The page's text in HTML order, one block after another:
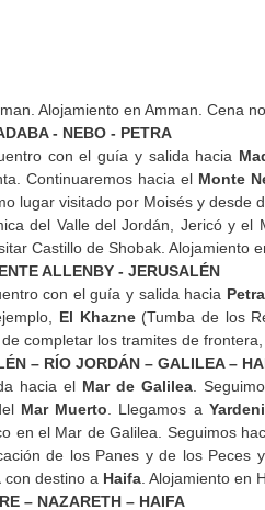
Alojamiento en Amman. Cena
- NEBO - PETRA
con el guía y salida hacia
Continuaremos hacia el Monte
lugar visitado por Moisés y
del Valle del Jordán, Jericó y
Castillo de Shobak. Alojamiento
ALLENBY - JERUSALÉN
con el guía y salida hacia Petra
El Khazne(Tumba de los
completar los tramites de
– RÍO JORDÁN – GALILEA –
hacia el Mar de Galilea .
Mar Muerto . Llegamos a
en el Mar de Galilea. Seguimos
de los Panes y de los Peces
con destino a Haifa . Alojamiento en
– NAZARETH – HAIFA